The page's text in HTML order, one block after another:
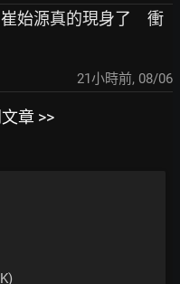
崔始源真的現身了 衝
21小時前, 08/06
章 >>